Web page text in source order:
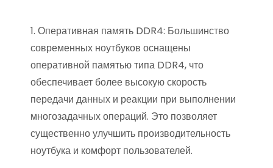
1. Оперативная память DDR4: Большинство
современных ноутбуков оснащены
оперативной памятью типа DDR4, что
обеспечивает более высокую скорость
передачи данных и реакции при выполнении
многозадачных операций. Это позволяет
существенно улучшить производительность
ноутбука и комфорт пользователей.